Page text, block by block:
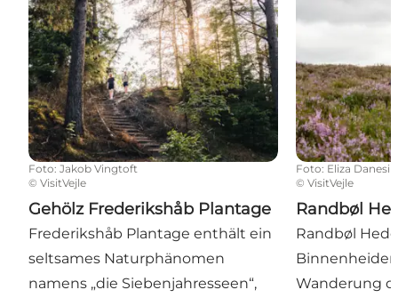
Foto: Jakob Vingtoft
© VisitVejle
Gehölz Frederikshåb Plantage
Frederikshåb Plantage enthält ein
seltsames Naturphänomen
namens „die Siebenjahresseen“,
Foto: Eliza Danesi
©VisitVejle
Randbøl
Randbøl
Wanderung